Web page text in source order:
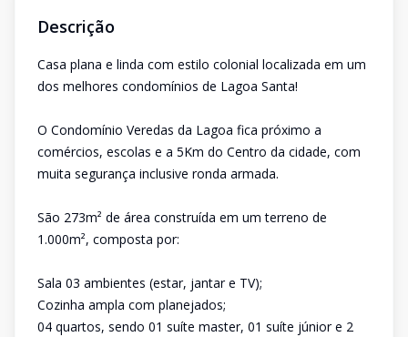
Descrição
Casa plana e linda com estilo colonial localizada em um
dos melhores condomínios de Lagoa Santa!
O Condomínio Veredas da Lagoa fica próximo a
comércios, escolas e a 5Km do Centro da cidade, com
muita segurança inclusive ronda armada.
São 273m² de área construída em um terreno de
1.000m², composta por:
Sala 03 ambientes (estar, jantar e TV);
Cozinha ampla com planejados;
04 quartos, sendo 01 suíte master, 01 suíte júnior e 2